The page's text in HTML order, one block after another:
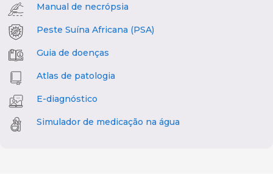
Manual de necrópsia
Peste Suína Africana (PSA)
Guia de doenças
Atlas de patologia
E-diagnóstico
Simulador de medicação na água